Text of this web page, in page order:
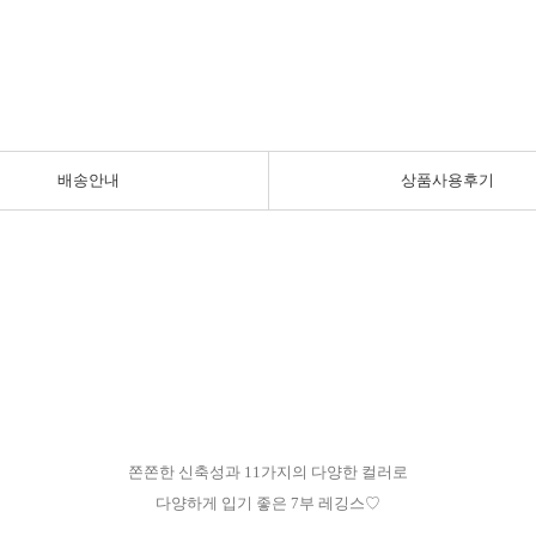
배송안내 상품사용후기
쫀쫀한 신축성과 11가지의 다양한 컬러로
다양하게 입기 좋은 7부 레깅스♡